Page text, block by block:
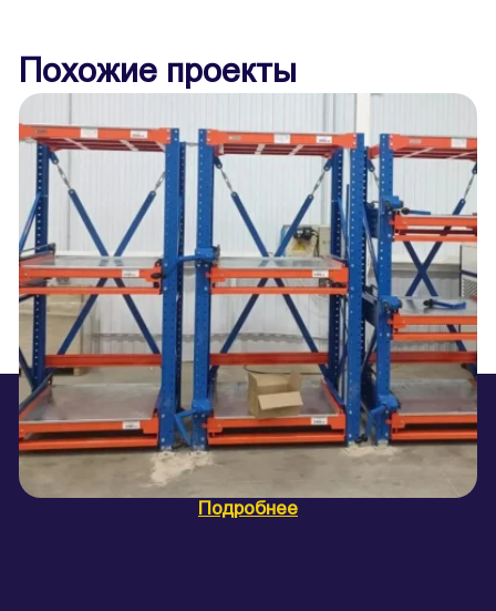
Похожие проекты
Подробнее